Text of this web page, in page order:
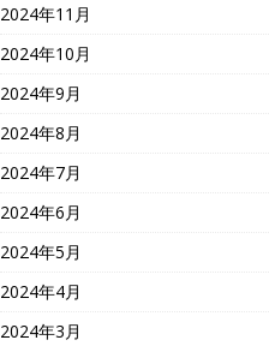
2024年11月
2024年10月
2024年9月
2024年8月
2024年7月
2024年6月
2024年5月
2024年4月
2024年3月